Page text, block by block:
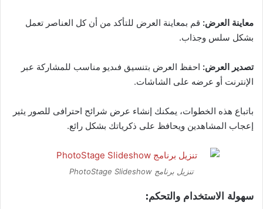
معاينة العرض: قم بمعاينة العرض للتأكد من أن كل العناصر تعمل
بشكل سلس وجذاب.
تصدير العرض: احفظ العرض بتنسيق فىديو مناسب للمشاركة عبر
الإنترنت أو عرضه على الشاشات.
باتباع هذه الخطوات، يمكنك إنشاء عرض شرائح احترافى للصور يثير
إعجاب المشاهدين ويحافظ على ذكرياتك بشكل رائع.
تنزيل برنامج PhotoStage Slideshow
سهولة الاستخدام والتحكم: